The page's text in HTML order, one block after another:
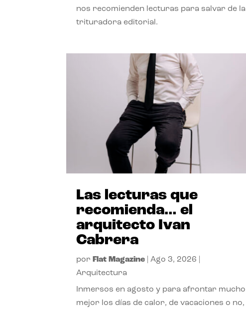
nos recomienden lecturas para salvar de la
trituradora editorial.
Las lecturas que
recomienda… el
arquitecto Ivan
Cabrera
por Flat Magazine |Ago 3, 2026
Arquitectura
Inmersos en agosto y para afrontar mucho
mejor los días de calor, de vacaciones o no,